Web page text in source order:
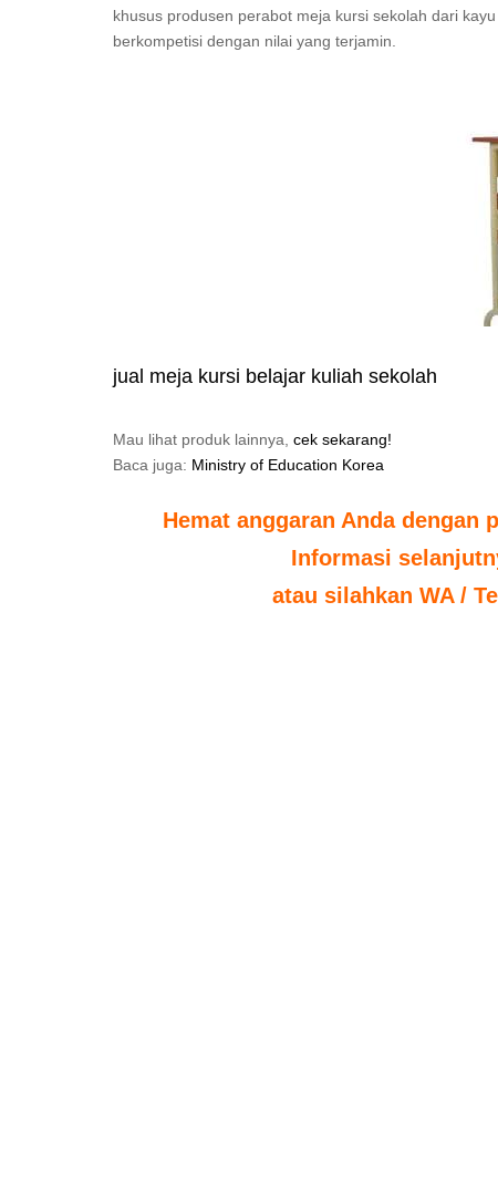
khusus produsen perabot meja kursi sekolah dari
berkompetisi dengan nilai yang terjamin.
jual meja kursi belajar kuliah sekolah
Mau lihat produk lainnya, cek sekarang!
Baca juga: Ministry of Education Korea
Hemat anggaran Anda dengan
Informasi
atau silahkan WA /